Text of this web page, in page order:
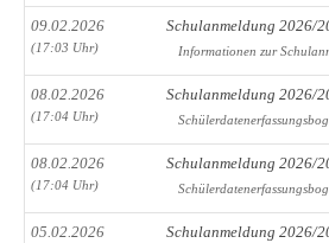
09.02.2026
(17:03 Uhr)
Schulanmeldung 2026/
Informationen zur
08.02.2026
(17:04 Uhr)
Schulanmeldung 2026/
08.02.2026
(17:04 Uhr)
Schulanmeldung 2026/
05.02.2026 Schulanmeldung 2026/